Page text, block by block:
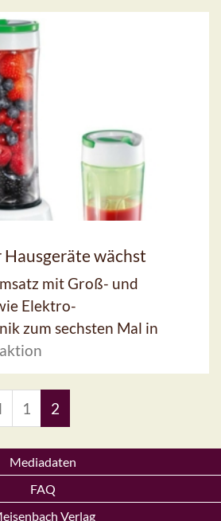
wächst
mit Groß- und
Elektro-
zum sechsten Mal in
1 2
Mediadaten
FAQ
Verlag